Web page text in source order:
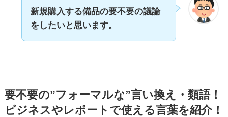
新規購入する備品の要不要の議論
をしたいと思います。
要不要の”フォーマルな”言い換え・類語！
ビジネスやレポートで使える言葉を紹介！